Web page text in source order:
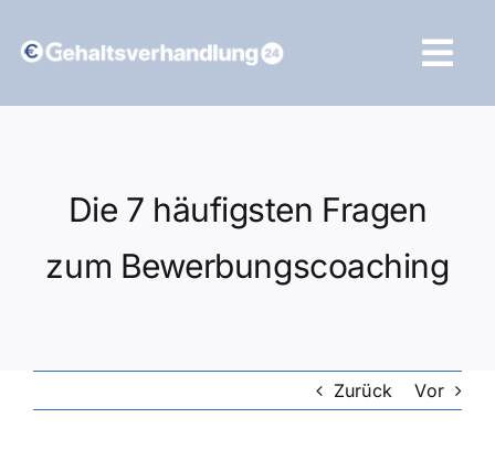
Inhalt
Die 7 häufigsten Fragen
zum Bewerbungscoaching
Zurück Vor